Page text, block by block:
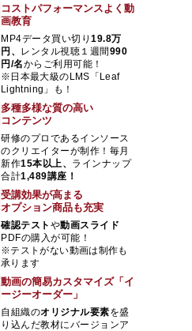
コストパフォーマンスよく動
画教育
MP4データ買い切り 19.8万
円、
レンタル視聴１週間990
円/名からご利用可能！
※日本最大級のLMS「Leaf
Lightning」も！
多種多様な質の高い
コンテンツ
研修のプロであるインソース
のクリエイターが制作！毎月
新作15本以上、 ラインナップ
合計1,489講座！
受講効果が高まる
オプション商品も充実
確認テスト や動画スライド
PDFの購入が可能！
※テストがない動画は制作も
承ります
動画の簡易カスタマイズ「イ
ージーオーダー」
自組織のオリジナル要素を盛
り込んだ教材にバージョンア